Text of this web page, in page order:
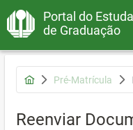
Portal do
de Graduação
Pré-Matrícula
Reenviar